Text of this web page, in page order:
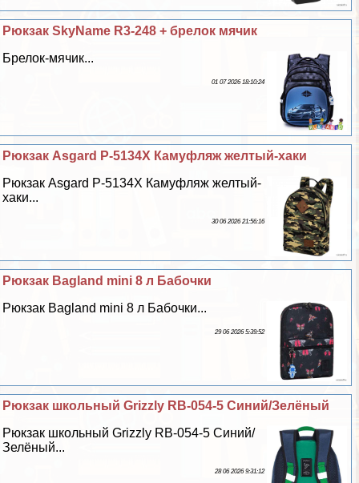
Рюкзак SkyName R3-248 + брелок мячик
Брелок-мячик...
01 07 2026 18:10:24
Рюкзак Asgard Р-5134Х Камуфляж желтый-хаки
Рюкзак Asgard Р-5134Х Камуфляж желтый-
хаки...
30 06 2026 21:56:16
Рюкзак Bagland mini 8 л Бабочки
Рюкзак Bagland mini 8 л Бабочки...
29 06 2026 5:39:52
Рюкзак школьный Grizzly RB-054-5 Синий/Зелёный
Рюкзак школьный Grizzly RB-054-5 Синий/
Зелёный...
28 06 2026 9:31:12